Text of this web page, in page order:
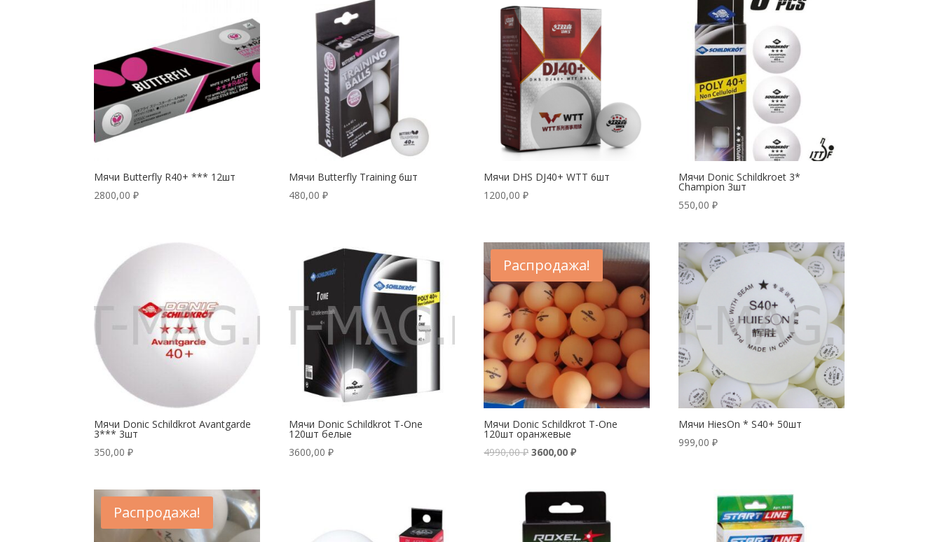
Мячи Butterfly R40+ *** 12шт
2800,00₽
Мячи Butterfly Training 6шт
480,00₽
Мячи DHS DJ40+ WTT 6шт
1200,00₽
Мячи Donic Schildkroet 3*
Champion 3шт
550,00₽
Мячи Donic Schildkrot Avantgarde
3*** 3шт
350,00₽
Мячи Donic Schildkrot T-One
120шт белые
3600,00₽
Распродажа!
Мячи Donic Schildkrot T-One
120шт оранжевые
4990,00₽ 3600,00₽
Мячи HiesOn * S40+ 50шт
999,00₽
Распродажа!